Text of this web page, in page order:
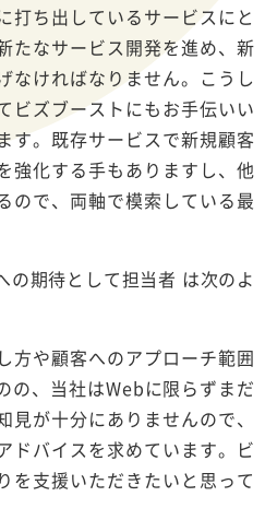
打ち出しているサービスにと
たなサービス開発を進め、新
なければなりません。こうし
ビズブーストにもお手伝いい
す。既存サービスで新規顧客
強化する手もありますし、他
ので、両軸で模索している最
の期待として担当者 は次のよ
方や顧客へのアプローチ範囲
の、当社はWebに限らずまだ
が十分にありませんので、
ドバイスを求めています。ビ
を支援いただきたいと思って